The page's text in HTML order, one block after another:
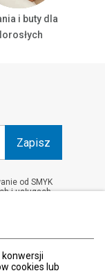
cookies lub
i buty dla
Zapisz
od SMYK
i usługach
cofnąć